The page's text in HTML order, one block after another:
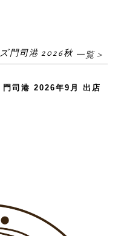
門司港 2026秋 一覧＞
司港 2026年9月 出店